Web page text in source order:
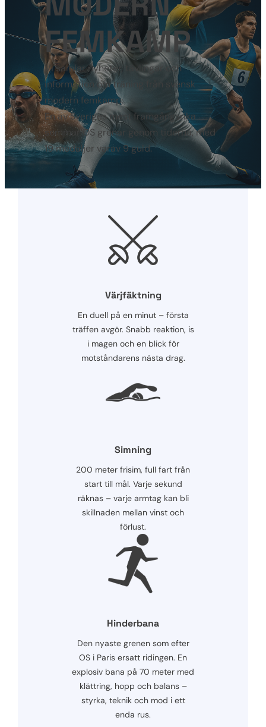
FEMKAMP
Vi samlar nyheter, tävlingar och
information om träning från svensk
modern femkamp.
En av Sveriges mest framgångsrika
sommar OS grenar genom tiderna, med
19 medaljer varav 9 guld.
Värjfäktning
En duell på en minut – första
träffen avgör. Snabb reaktion, is
i magen och en blick för
motståndarens nästa drag.
Simning
200 meter frisim, full fart från
start till mål. Varje sekund
räknas – varje armtag kan bli
skillnaden mellan vinst och
förlust.
Hinderbana
Den nyaste grenen som efter
OS i Paris ersatt ridingen. En
explosiv bana på 70 meter med
klättring, hopp och balans –
styrka, teknik och mod i ett
enda rus.